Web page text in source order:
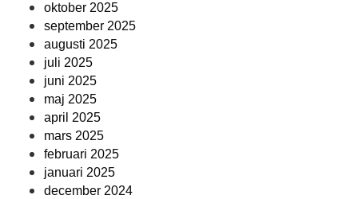
oktober 2025
september 2025
augusti 2025
juli 2025
juni 2025
maj 2025
april 2025
mars 2025
februari 2025
januari 2025
december 2024